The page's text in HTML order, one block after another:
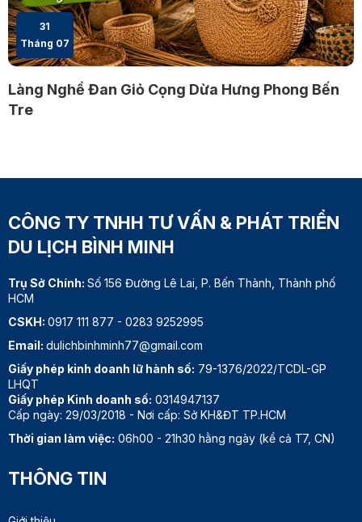
31
Tháng 07
Làng Nghề Đan Giỏ Cọng Dừa Hưng Phong Bến
Tre
CÔNG TY TNHH TƯ VẤN & PHÁT TRIỂN
DU LỊCH BÌNH MINH
Trụ Sở Chính: Số 156 Đường Lê Lai, P. Bến Thành, Thành phố
HCM
CSKH: 0917 111 877 - 0283 9252995
Email: dulichbinhminh77@gmail.com
Giấy phép kinh doanh lữ hành số: 79-1376/2022/TCDL-GP
LHQT
Giấy phép Kinh doanh số: 0314947137
Cấp ngày: 29/03/2018 - Nơi cấp: Sở KH&ĐT TP.HCM
Thời gian làm việc: 06h00 - 21h30 hằng ngày (kể cả T7, CN)
THÔNG TIN